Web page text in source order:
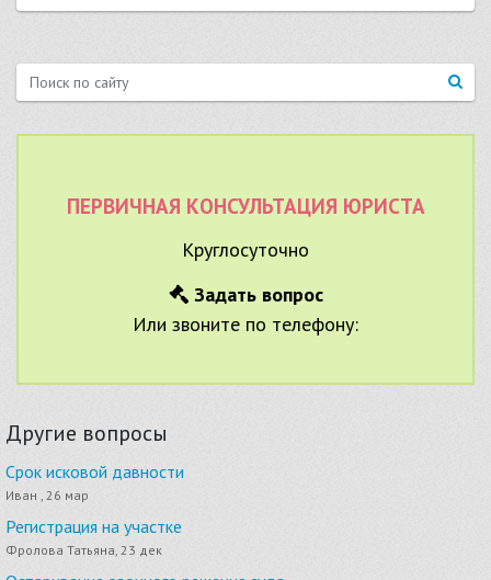
ПЕРВИЧНАЯ КОНСУЛЬТАЦИЯ ЮРИСТА
Круглосуточно
Задать вопрос
Или звоните по телефону:
Другие вопросы
Срок исковой давности
Иван , 26 мар
Регистрация на участке
Фролова Татьяна, 23 дек